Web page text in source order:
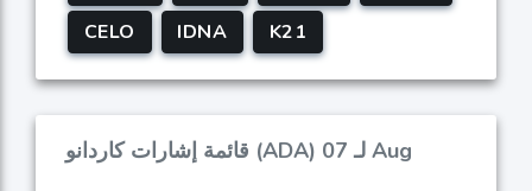
CELO
IDNA K21
قائمة إشارات كاردانو (ADA) لـ 07 Aug